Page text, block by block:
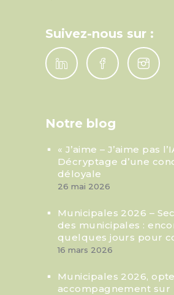
Suivez-nous sur :
Notre blog
« J’aime – J’aime pas
Décryptage d’une
déloyale
26 mai 2026
Municipales 2026 –
des municipales :
quelques jours pour
16 mars 2026
Municipales 2026,
accompagnement sur